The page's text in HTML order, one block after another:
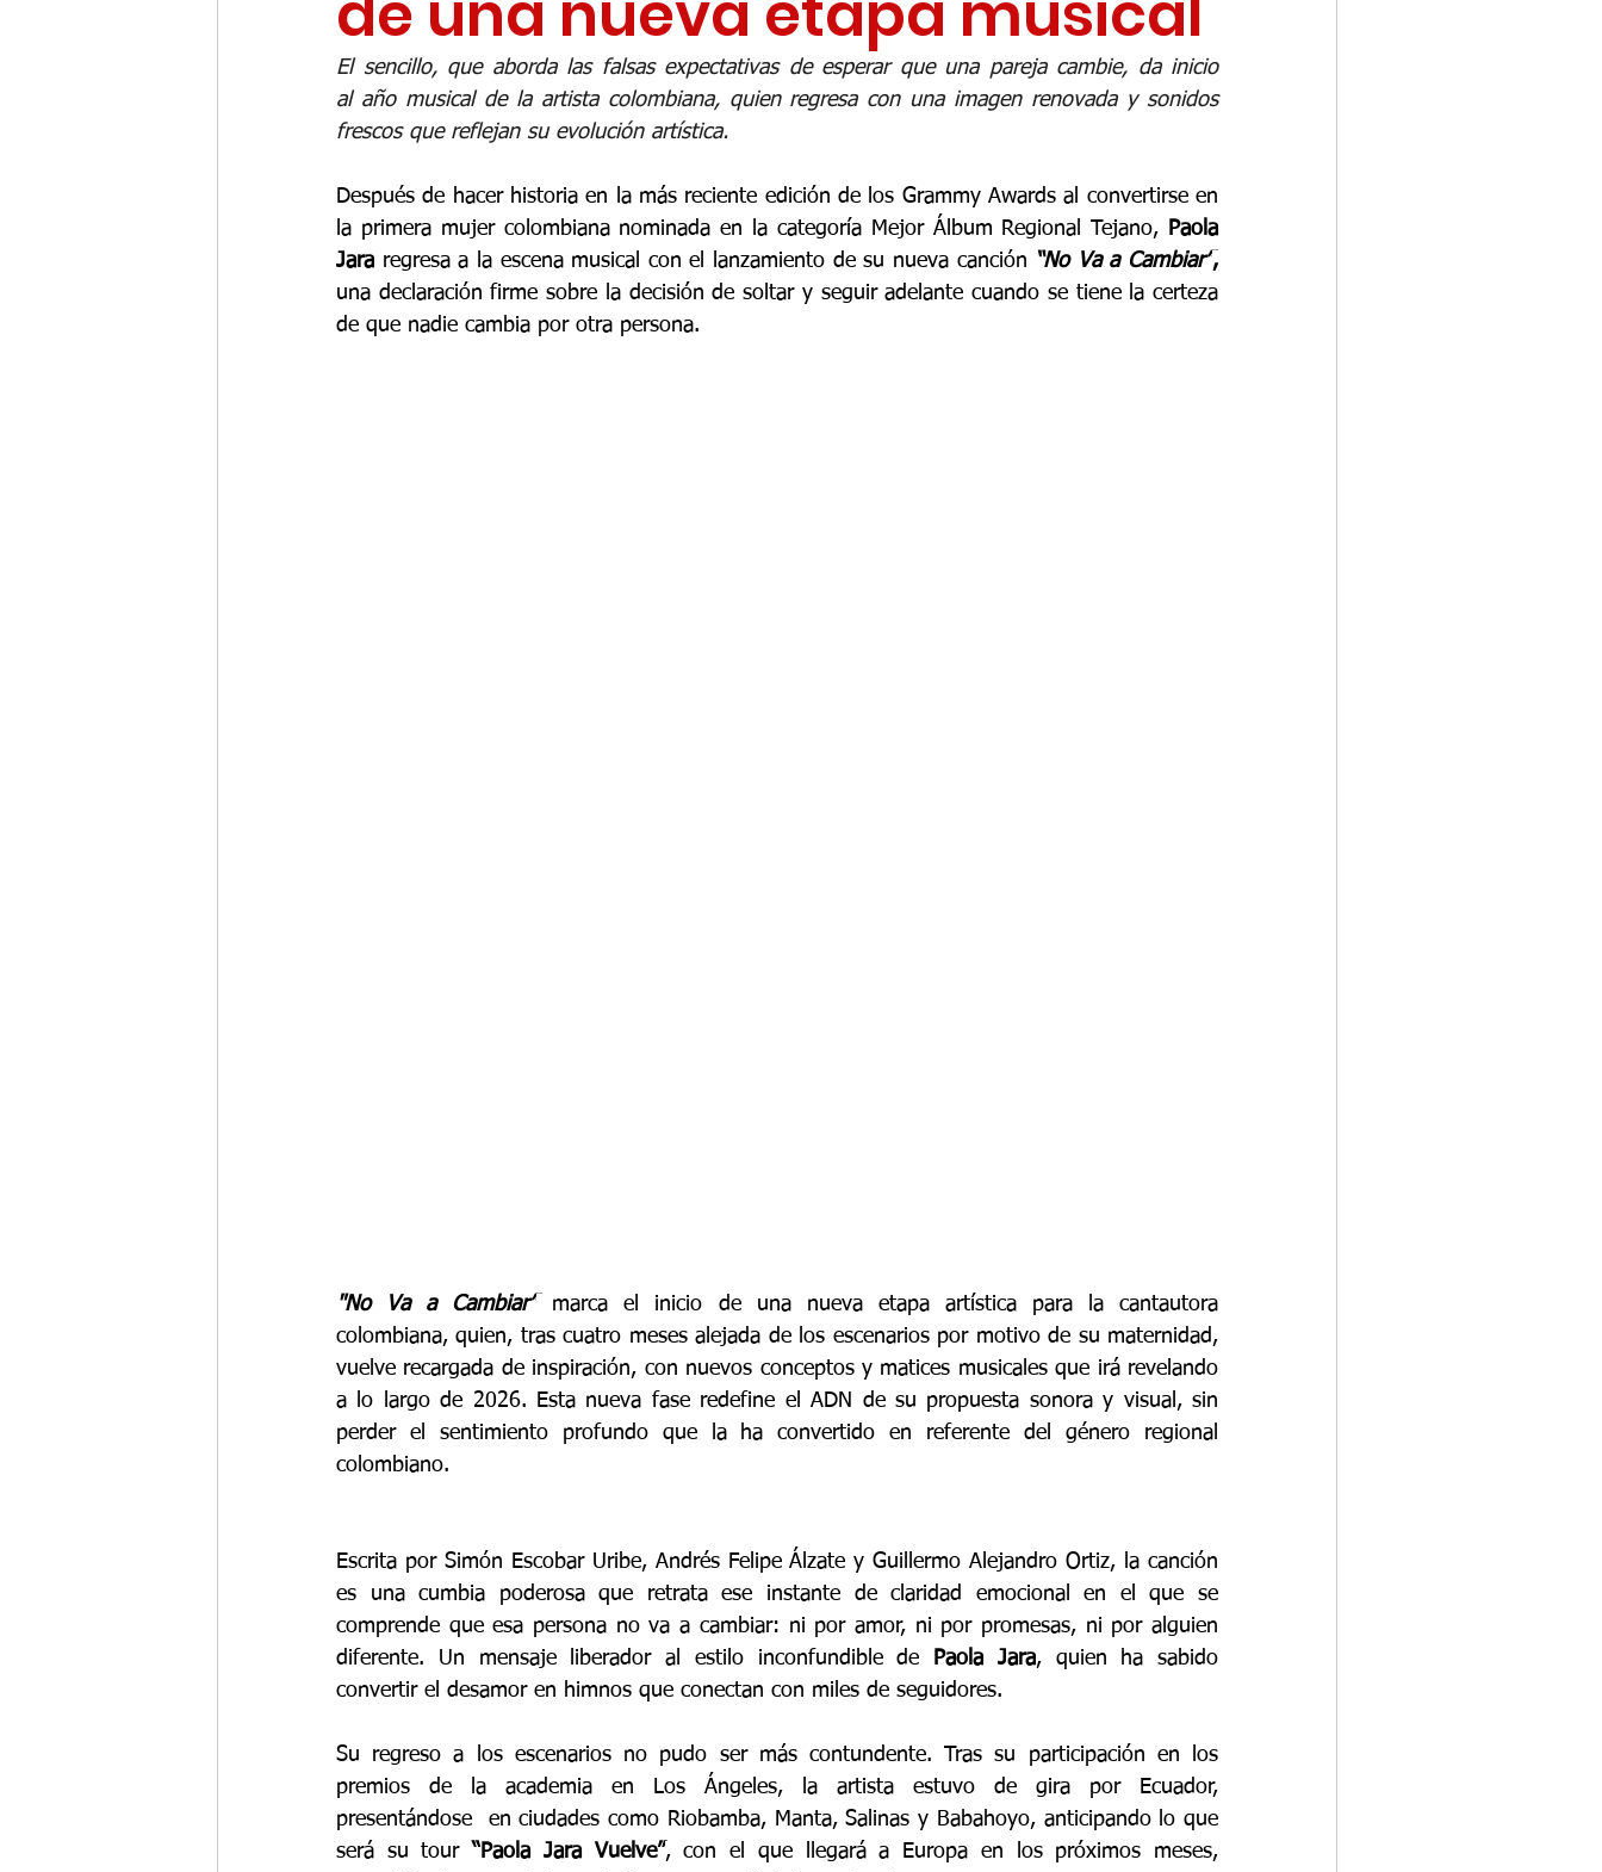
El sencillo, que aborda las falsas expectativas de esperar que una pareja cambie, da inicio
al año musical de la artista colombiana, quien regresa con una imagen renovada y sonidos
frescos que reflejan su evolución artística.
Después de hacer historia en la más reciente edición de los Grammy Awards al convertirse en
la primera mujer colombiana nominada en la categoría Mejor Álbum Regional Tejano,
Paola
Jara regresa a la escena musical con el lanzamiento de su nueva canción “No Va a Cambiar”,
una declaración firme sobre la decisión de soltar y seguir adelante cuando se tiene la certeza
de que nadie cambia por otra persona.
"No Va a Cambiar”
marca el inicio de una nueva etapa artística para la cantautora
colombiana, quien, tras cuatro meses alejada de los escenarios por motivo de su maternidad,
vuelve recargada de inspiración, con nuevos conceptos y matices musicales que irá revelando
a lo largo de 2026. Esta nueva fase redefine el ADN de su propuesta sonora y visual, sin
perder el sentimiento profundo que la ha convertido en referente del género regional
colombiano.
Escrita por Simón Escobar Uribe, Andrés Felipe Álzate y Guillermo Alejandro Ortiz, la canción
es una cumbia poderosa que retrata ese instante de claridad emocional en el que se
comprende que esa persona no va a cambiar: ni por amor, ni por promesas, ni por alguien
diferente. Un mensaje liberador al estilo inconfundible de
Paola Jara, quien ha sabido
convertir el desamor en himnos que conectan con miles de seguidores.
Su regreso a los escenarios no pudo ser más contundente. Tras su participación en los
premios de la academia en Los Ángeles, la artista estuvo de gira por Ecuador,
presentándose  en ciudades como Riobamba, Manta, Salinas y Babahoyo, anticipando lo que
será su tour “Paola Jara Vuelve”, con el que llegará a Europa en los próximos meses,